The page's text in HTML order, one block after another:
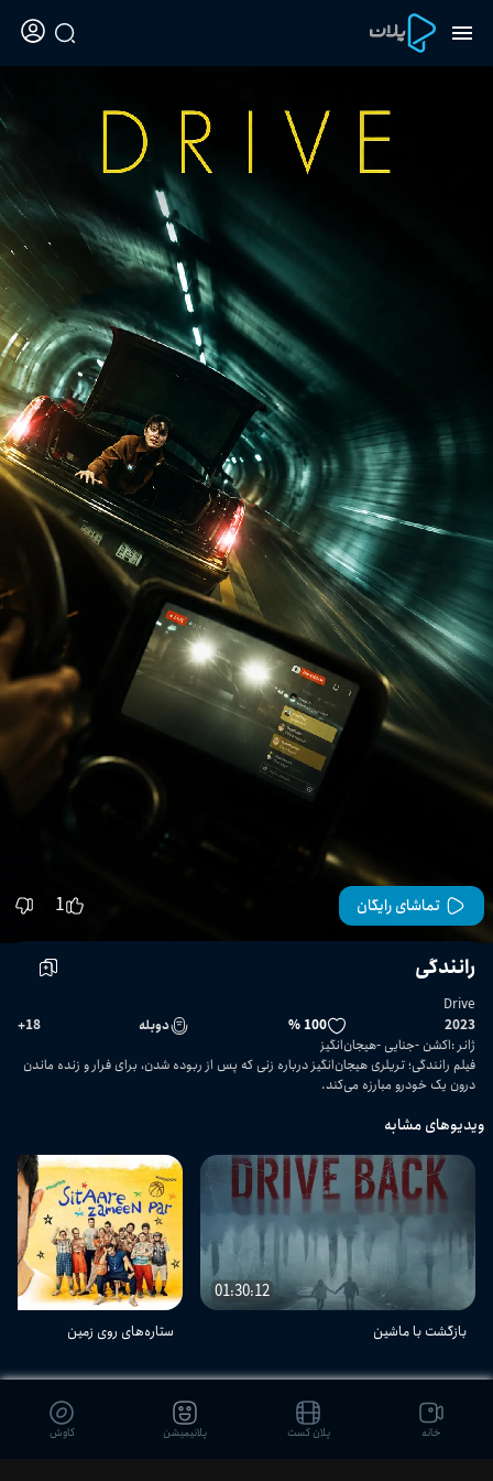
تماشای رایگان 1
رانندگی
Drive
2023
100 % دوبله 18
+
ژانر:اکشن جنایی هیجان‌انگیز
فیلم رانندگی؛ تریلری هیجان‌انگیز درباره زنی که پس از ربوده شدن، برای فرار و زنده ماندن
درون یک خودرو مبارزه می‌کند.
ویدیوهای مشابه
01:30:12
بازگشت با ماشین ستاره‌های روی زمین
دیدگاه بینندگان
خانه پلان کست پلانیمیشن کاوش